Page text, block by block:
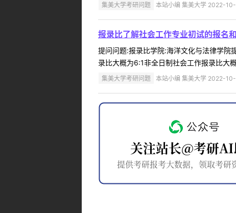
集美大学考研问题 本站小编 集美大学 2022-
报录比了解社会工作专业初试的报名
提问问题:报录比学院:海洋文化与法律学
录比大概为6:1非全日制社会工作报录比大
集美大学考研问题 本站小编 集美大学 2022-